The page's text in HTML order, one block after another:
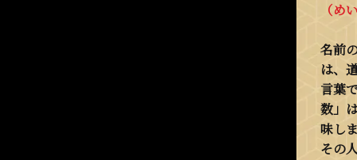
（め
名前
は、
言葉
数」
味し
その